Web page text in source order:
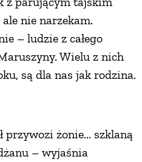
nie narzekam.
– ludzie z całego
Wielu z nich
są dla nas jak rodzina.
przywozi żonie... szklaną
– wyjaśnia